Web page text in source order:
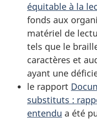
équitable à la
fonds aux
matériel de
tels que le
caractères et
ayant une
le rapport
substituts :
entendu a été